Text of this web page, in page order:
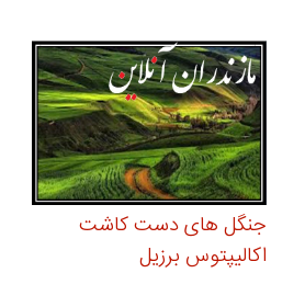
جنگل های دست کاشت
اکالیپتوس برزیل